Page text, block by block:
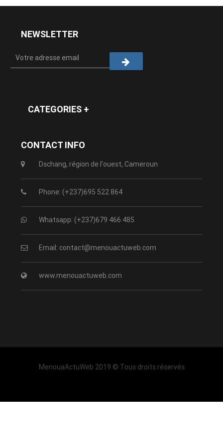
NEWSLETTER
CATEGORIES +
CONTACT INFO
Dschang, région de l'ouest, Cameroun
Phone: (+237)695 522 864
Whatsapp: (+237)679 466 485
Email: contact@menouactuweb.com
www.menouactuweb.com
MenouaActuWeb 2019 © Tous droits réservés